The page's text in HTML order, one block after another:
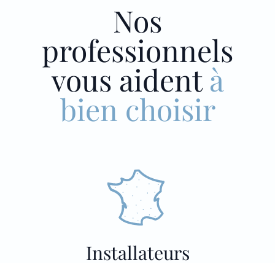
Nos
professionnels
vous aidentà
bien choisir
Installateurs